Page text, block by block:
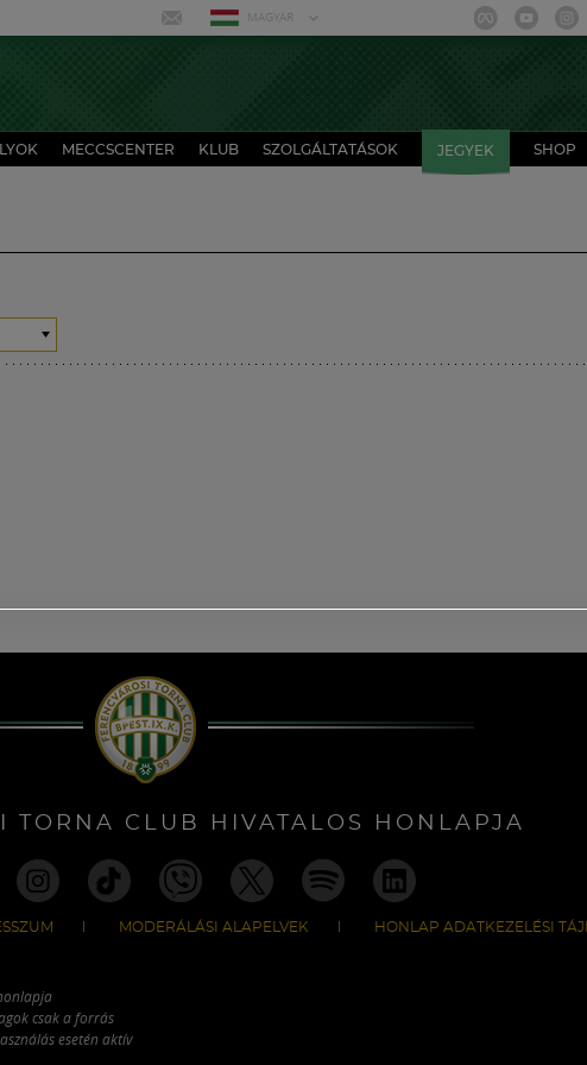
MAGYAR
MECCSCENTER KLUB SZOLGÁLTATÁSOK JEGYEK SHOP
TORNA CLUB HIVATALOS HONLAPJA
MODERÁLÁSI ALAPELVEK HONLAP ADATKEZELÉSI
csak a forrás
esetén aktív